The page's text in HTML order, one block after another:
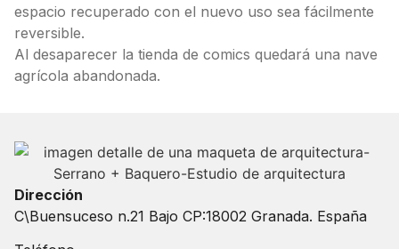
espacio recuperado con el nuevo uso sea fácilmente
reversible.
Al desaparecer la tienda de comics quedará una nave
agrícola abandonada.
Dirección
C\Buensuceso n.21 Bajo CP:18002 Granada. España